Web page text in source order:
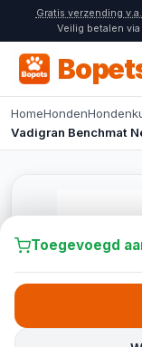
Gratis verzending
Veilig betalen via
HomeHonden
Vadigran Benchmat
Toegevoegd